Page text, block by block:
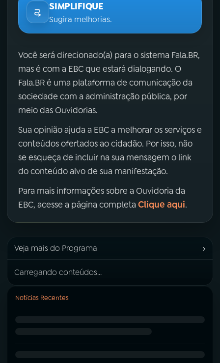
SIMPLIFIQUE
Sugira melhorias.
Você será direcionado(a) para o sistema Fala.BR,
mas é com a EBC que estará dialogando. O
Fala.BR é uma plataforma de comunicação da
sociedade com a administração pública, por
meio das Ouvidorias.
Sua opinião ajuda a EBC a melhorar os serviços e
conteúdos ofertados ao cidadão. Por isso, não
se esqueça de incluir na sua mensagem o link
do conteúdo alvo de sua manifestação.
Para mais informações sobre a Ouvidoria da
EBC, acesse a página completa Clique aqui.
Veja mais do Programa ›
Carregando conteúdos...
Notícias Recentes